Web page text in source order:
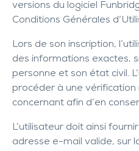
versions du logiciel
Conditions Générales
Lors de son inscription,
des informations exactes,
personne et son état civil.
procéder à une
concernant afin d’en
L’utilisateur doit ainsi
adresse e-mail valide, sur